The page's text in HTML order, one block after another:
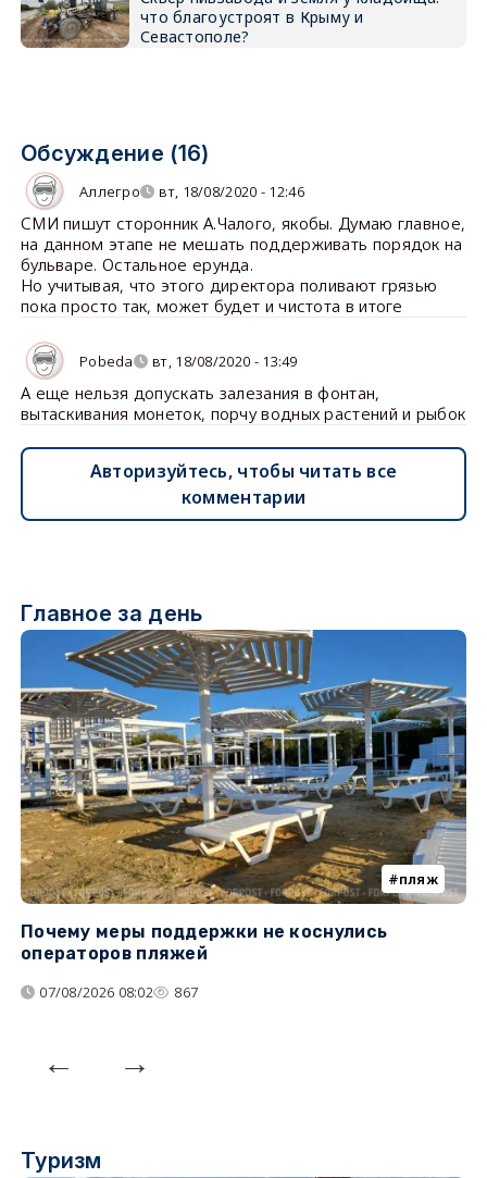
что благоустроят в Крыму и
Севастополе?
Обсуждение (16)
Аллегро вт, 18/08/2020 - 12:46
СМИ пишут сторонник А.Чалого, якобы. Думаю главное,
на данном этапе не мешать поддерживать порядок на
бульваре. Остальное ерунда.
Но учитывая, что этого директора поливают грязью
пока просто так, может будет и чистота в итоге
Pobeda вт, 18/08/2020 - 13:49
А еще нельзя допускать залезания в фонтан,
вытаскивания монеток, порчу водных растений и рыбок
Авторизуйтесь, чтобы читать все
комментарии
Главное за день
пляж
Почему меры поддержки не коснулись
операторов пляжей
07/08/2026 08:02 867
Туризм